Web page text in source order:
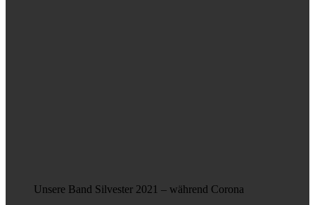
Unsere Band Silvester 2021 – während Corona